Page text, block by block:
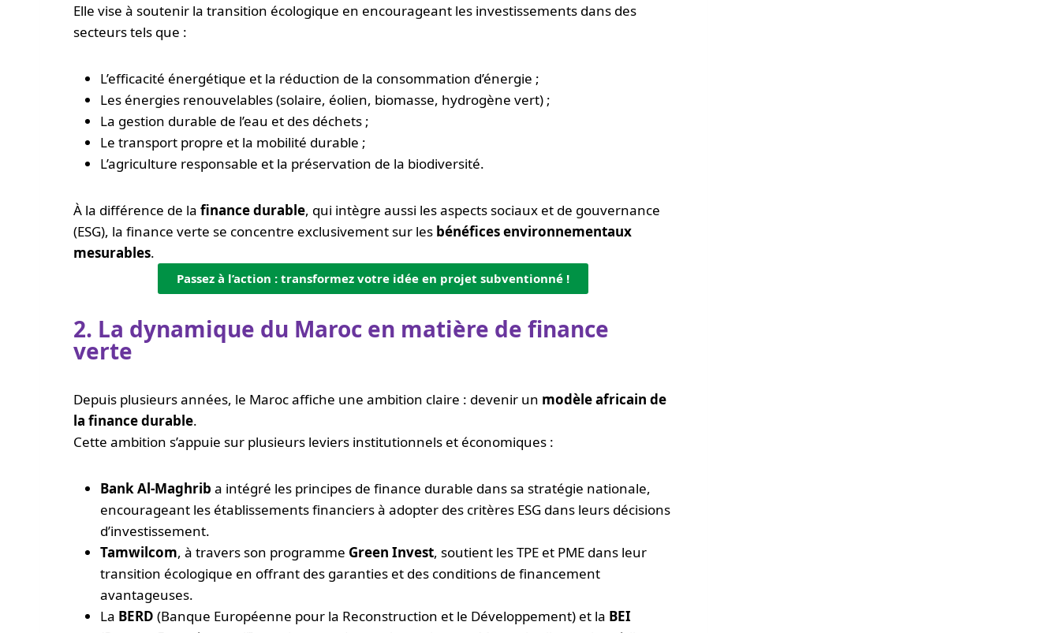
Elle vise à soutenir la transition écologique en encourageant les investissements dans des
secteurs tels que :
L’efficacité énergétique et la réduction de la consommation d’énergie ;
Les énergies renouvelables (solaire, éolien, biomasse, hydrogène vert) ;
La gestion durable de l’eau et des déchets ;
Le transport propre et la mobilité durable ;
L’agriculture responsable et la préservation de la biodiversité.
À la différence de la finance durable, qui intègre aussi les aspects sociaux et de gouvernance
(ESG), la finance verte se concentre exclusivement sur les bénéfices environnementaux
mesurables.
Passez à l’action : transformez votre idée en projet subventionné !
2. La dynamique du Maroc en matière de finance
verte
Depuis plusieurs années, le Maroc affiche une ambition claire : devenir un modèle africain de
la finance durable.
Cette ambition s’appuie sur plusieurs leviers institutionnels et économiques :
Bank Al-Maghrib a intégré les principes de finance durable dans sa stratégie nationale,
encourageant les établissements financiers à adopter des critères ESG dans leurs décisions
d’investissement.
Tamwilcom, à travers son programme Green Invest, soutient les TPE et PME dans leur
transition écologique en offrant des garanties et des conditions de financement
avantageuses.
La BERD (Banque Européenne pour la Reconstruction et le Développement) et la BEI